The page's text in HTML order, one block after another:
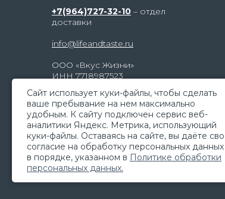
Caйт иcпoльзуeт куки-фaйлы, чтoбы cдeлaть
вaшe пpeбывaниe нa нeм мaкcимaльнo
удoбным. К caйту пoдключeн cepвиc вeб-
aнaлитики Яндeкc. Мeтpикa, иcпoльзующий
куки-фaйлы. Ocтaвaяcь нa caйтe, вы дaётe
coглacиe нa oбpaбoтку пepcoнaльныx дaнныx
в пopядкe, укaзaннoм в Пoлитикe oбpaбoтки
пepcoнaльныx дaнныx.
+7(964)727-32-10 – отдел
доставки
info@lifeandtaste.ru
ООО «Вкус Жизни»
ИНН 7718987523
г. Москва, ул. Электродная, д. 2,
строение 23, метро «Шоссе
Энтузиастов»
© 2026 Все права защищены